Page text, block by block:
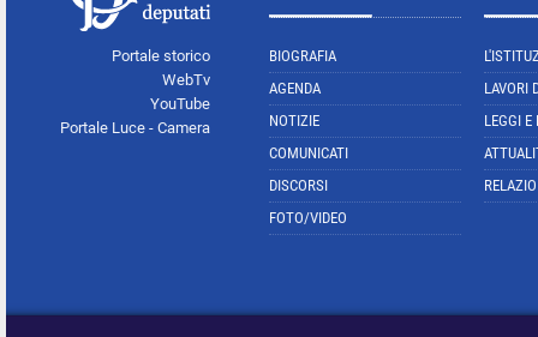
Portale storico
WebTv
YouTube
Portale Luce - Camera
BIOGRAFIA
AGENDA
NOTIZIE
COMUNICATI
DISCORSI
FOTO/VIDEO
LAVORI
LEGGI E